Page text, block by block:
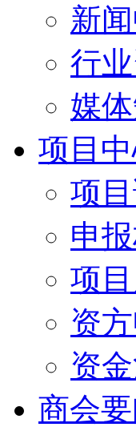
新
行
媒
项目
项
申
项
资
资
商会